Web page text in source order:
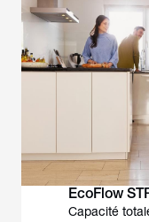
EcoFlow
Capacité